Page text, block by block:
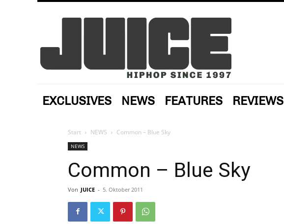
EXCLUSIVES NEWS FEATURES REVIEWS
Start NEWS Common – Blue Sky
NEWS
Common – Blue Sky
Von JUICE - 5. Oktober 2011